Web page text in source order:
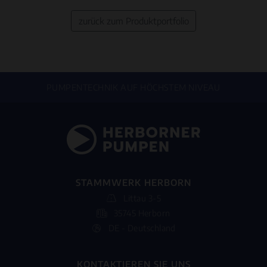
STAMMWERK HERBORN
KONTAKTIEREN SIE UNS